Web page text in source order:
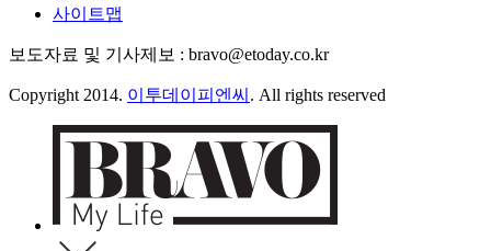
사이트맵
보도자료 및 기사제보 : bravo@etoday.co.kr
Copyright 2014. 이투데이피엔씨 . All rights reserved